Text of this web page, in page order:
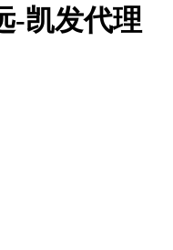
-凯发代理